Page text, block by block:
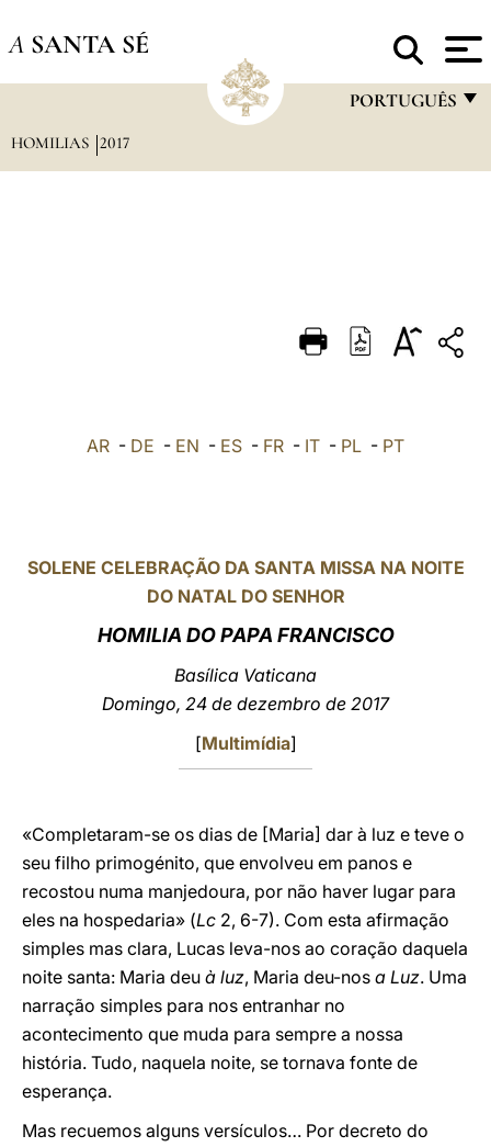
A SANTA SÉ
PORTUGUÊS
DEUTSCH
العربيّة
HOMILIAS 2017
AR - DE - EN - ES - FR - IT - PL - PT
SOLENE CELEBRAÇÃO DA SANTA MISSA NA NOITE
DO NATAL DO SENHOR
HOMILIA DO PAPA FRANCISCO
Basílica Vaticana
Domingo, 24 de dezembro de 2017
[Multimídia]
«Completaram-se os dias de [Maria] dar à luz e teve o
seu filho primogénito, que envolveu em panos e
recostou numa manjedoura, por não haver lugar para
eles na hospedaria» (Lc 2, 6-7). Com esta afirmação
simples mas clara, Lucas leva-nos ao coração daquela
noite santa: Maria deu à luz, Maria deu-nos a Luz. Uma
narração simples para nos entranhar no
acontecimento que muda para sempre a nossa
história. Tudo, naquela noite, se tornava fonte de
esperança.
Mas recuemos alguns versículos… Por decreto do